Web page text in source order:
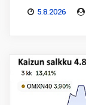
5.8.2026